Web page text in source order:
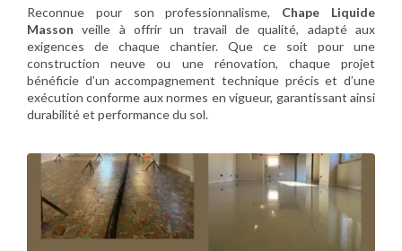
Reconnue pour son professionnalisme, Chape Liquide
Masson veille à offrir un travail de qualité, adapté aux
exigences de chaque chantier. Que ce soit pour une
construction neuve ou une rénovation, chaque projet
bénéficie d’un accompagnement technique précis et d’une
exécution conforme aux normes en vigueur, garantissant ainsi
durabilité et performance du sol.